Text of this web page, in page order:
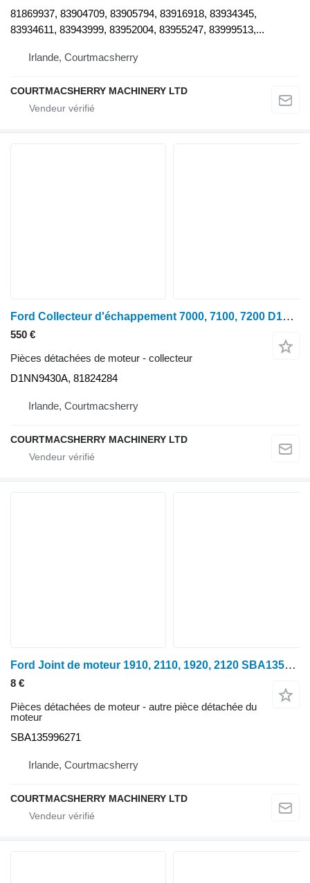
81869937, 83904709, 83905794, 83916918, 83934345,
83934611, 83943999, 83952004, 83955247, 83999513,...
Irlande, Courtmacsherry
COURTMACSHERRY MACHINERY LTD
Ford Collecteur d'échappement 7000, 7100, 7200 D1NN9430A pour tracteur à roues
550 €
Pièces détachées de moteur - collecteur
D1NN9430A, 81824284
Irlande, Courtmacsherry
COURTMACSHERRY MACHINERY LTD
Ford Joint de moteur 1910, 2110, 1920, 2120 SBA135996271 pour tracteur à roues
8 €
Pièces détachées de moteur - autre pièce détachée du
moteur
SBA135996271
Irlande, Courtmacsherry
COURTMACSHERRY MACHINERY LTD